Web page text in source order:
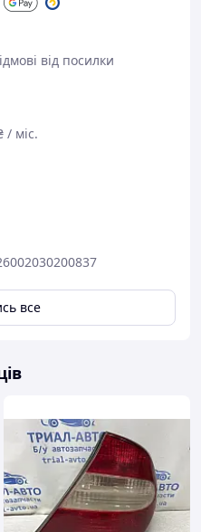
від посилки
/ міс.
все